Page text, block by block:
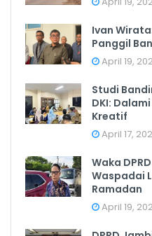
Ivan
Panggil
April 19,
Studi
DKI:
Kreatif
April 17,
Waka
Waspadai
Ramadan
April 19,